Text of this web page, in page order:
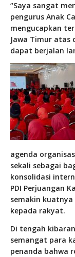
“Saya sangat
pengurus Anak
mengucapkan
Jawa Timur atas
dapat berjalan
agenda
sekali sebagai
konsolidasi
PDI Perjuangan
semakin
kepada rakyat.
Di tengah
semangat para
penanda bahwa